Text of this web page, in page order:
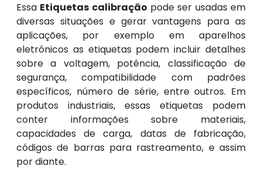
Essa Etiquetas calibração pode ser usadas em
diversas situações e gerar vantagens para as
aplicações, por exemplo em aparelhos
eletrônicos as etiquetas podem incluir detalhes
sobre a voltagem, potência, classificação de
segurança, compatibilidade com padrões
específicos, número de série, entre outros. Em
produtos industriais, essas etiquetas podem
conter informações sobre materiais,
capacidades de carga, datas de fabricação,
códigos de barras para rastreamento, e assim
por diante.